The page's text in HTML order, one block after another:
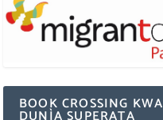
BOOK CROSSING KWA